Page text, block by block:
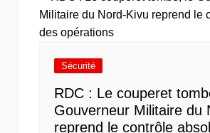
Sécurité
RDC : Le couperet
Gouverneur Militaire du
reprend le contrôle